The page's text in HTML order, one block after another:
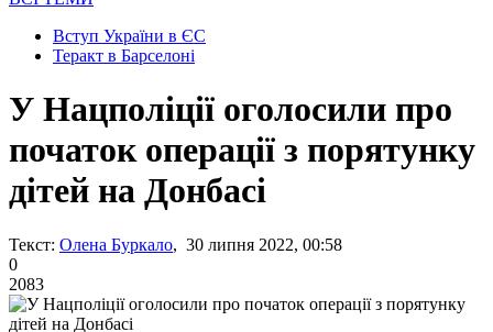
Вступ України в ЄС
Теракт в Барселоні
У Нацполіції оголосили про
початок операції з порятунку
дітей на Донбасі
Текст: Олена Буркало, 30 липня 2022, 00:58
0
2083